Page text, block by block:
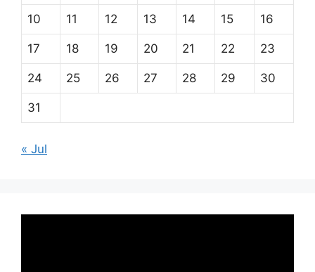
10 11 12 13 14 15 16
17 18 19 20 21 22 23
24 25 26 27 28 29 30
31
« Jul